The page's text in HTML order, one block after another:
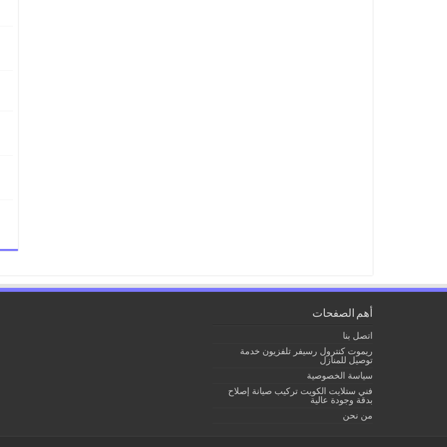
أهم الصفحات
اتصل بنا
ريموت كنترول رسيفر تلفزيون خدمة
توصيل للمنازل
سياسة الخصوصية
فني ستلايت الكويت تركيب صيانة إصلاح
بدقة وجودة عالية
من نحن